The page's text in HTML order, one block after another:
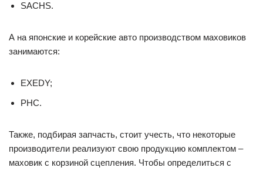
SACHS.
А на японские и корейские авто производством маховиков
занимаются:
EXEDY;
PHC.
Также, подбирая запчасть, стоит учесть, что некоторые
производители реализуют свою продукцию комплектом –
маховик с корзиной сцепления. Чтобы определиться с